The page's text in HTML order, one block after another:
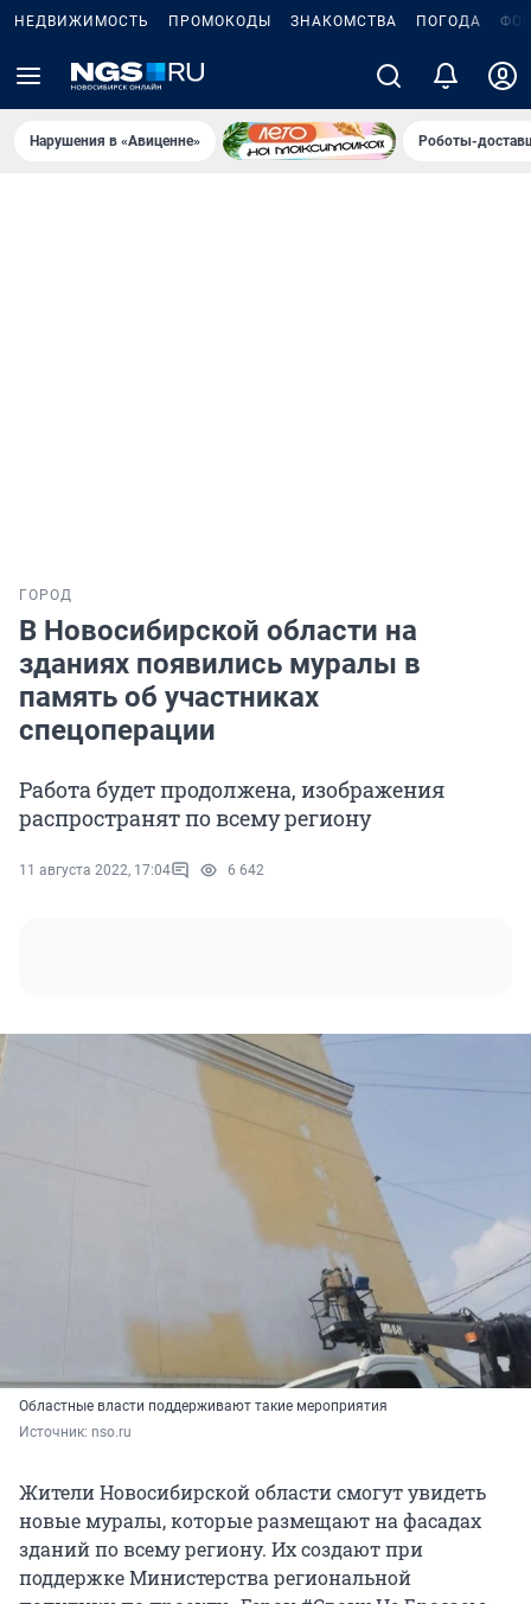
НЕДВИЖИМОСТЬ ПРОМОКОДЫ ЗНАКОМСТВА ПОГОДА
Нарушения в «Авиценне» Роботы-
ГОРОД
В Новосибирской области на
зданиях появились муралы в
память об участниках
спецоперации
Работа будет продолжена, изображения
распространят по всему региону
11 августа 2022, 17:04 6 642
Областные власти поддерживают такие мероприятия
Источник: nso.ru
Жители Новосибирской области смогут увидеть
новые муралы, которые размещают на фасадах
зданий по всему региону. Их создают при
поддержке Министерства региональной